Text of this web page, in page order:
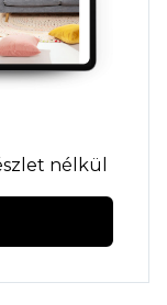
nélkül